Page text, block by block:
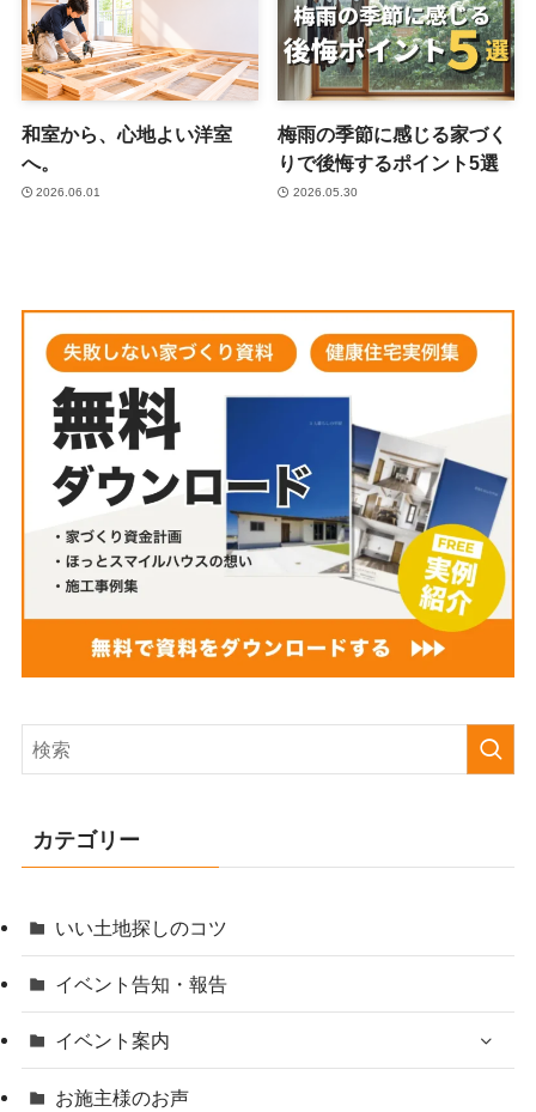
和室から、心地よい洋室
へ。
2026.06.01
梅雨の季節に感じる家づく
りで後悔するポイント5選
2026.05.30
カテゴリー
いい土地探しのコツ
イベント告知・報告
イベント案内
お施主様のお声